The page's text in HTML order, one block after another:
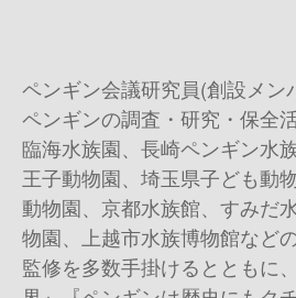
ペンギン会議研究員(創設メン
ペンギンの調査・研究・保全
臨海水族園、長崎ペンギン水
王子動物園、埼玉県子ども動
動物園、京都水族館、すみだ
物園、上越市水族博物館など
監修を多数手掛けるとともに